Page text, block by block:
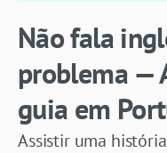
Não fala
problema —
guia em
Assistir uma